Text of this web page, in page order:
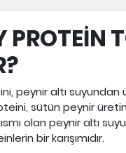
PROTEİN
peynir altı suyundan
sütün peynir
olan peynir altı
bir karışımıdır.